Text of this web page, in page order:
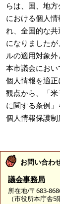
らは、国、地
における個人
れ、全国的な
になりました
ルの適用対象外
本市議会にお
個人情報を適
観点から、「
に関する条例
個人情報保護制
お問い合わ
議会事務局
所在地/〒683-
（市役所本庁舎5